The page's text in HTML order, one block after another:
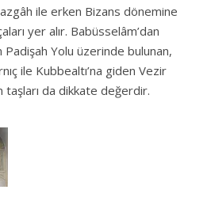
ile erken Bizans dönemine
yer alır. Babüsselâm’dan
Padişah Yolu üzerinde bulunan,
ile Kubbealtı’na giden Vezir
taşları da dikkate değerdir.